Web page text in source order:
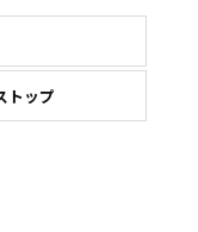
トップ